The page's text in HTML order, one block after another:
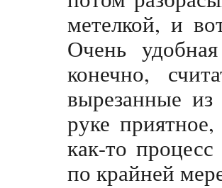
метелкой, и
Очень
конечно,
вырезанные
руке
как-то
по крайней